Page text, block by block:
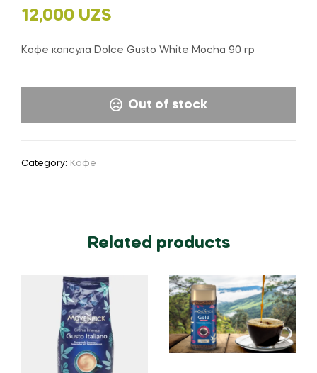
12,000 UZS
Кофе капсула Dolce Gusto White Mocha 90 гр
Out of stock
Category: Кофе
Related products